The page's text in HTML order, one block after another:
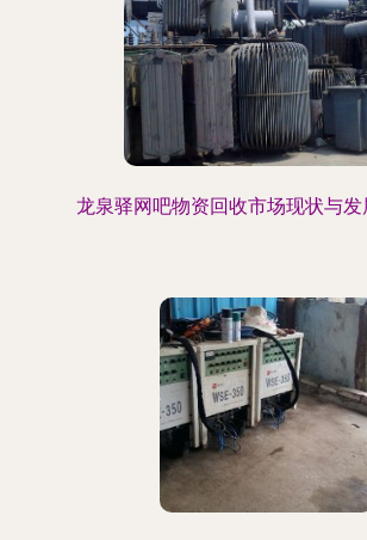
龙泉驿网吧物资回收市场现状与